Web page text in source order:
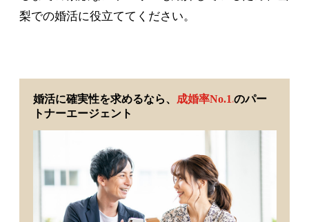
梨での婚活に役立ててください。
婚活に確実性を求めるなら、 成婚率No.1 ※のパー
トナーエージェント